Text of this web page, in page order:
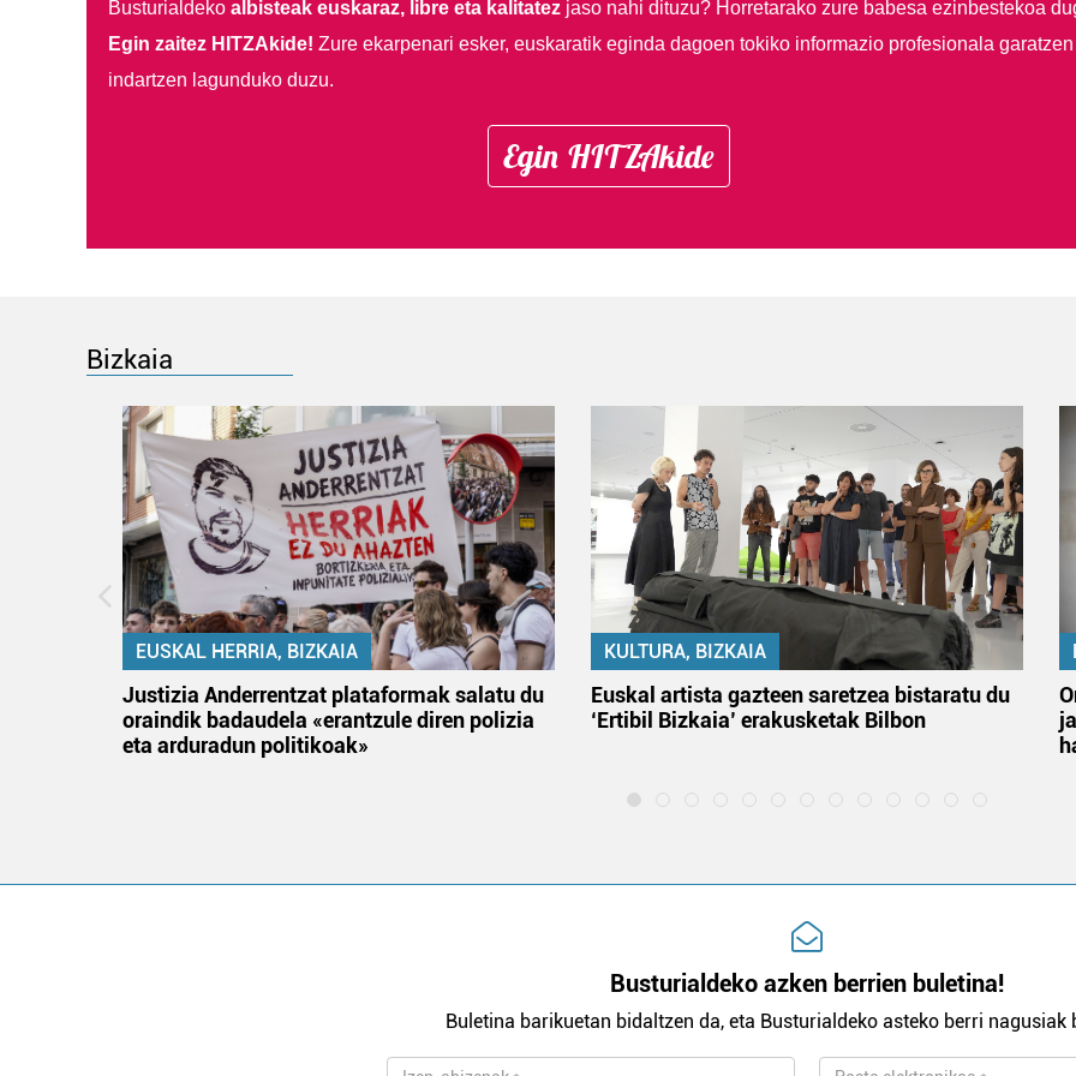
Busturialdeko albisteak euskaraz, libre eta kalitatezjaso nahi dituzu? Horretarako zure babesa ezinbestekoa
Egin zaitez HITZAkide! Zure ekarpenari esker, euskaratik eginda dagoen tokiko informazio profesionala garatzen
indartzen lagunduko duzu.
Egin HITZAkide
Bizkaia
EUSKAL HERRIA, BIZKAIA
Justizia Anderrentzat plataformak salatu du
oraindik badaudela «erantzule diren polizia
eta arduradun politikoak»
KULTURA, BIZKAIA
Euskal artista gazteen saretzea bistaratu du
‘Ertibil Bizkaia’ erakusketak Bilbon
Busturialdeko azken berrien buletina!
Buletina barikuetan bidaltzen da, eta Busturialdeko asteko berri nagusiak